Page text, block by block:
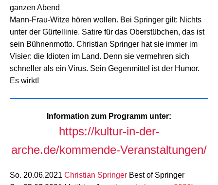
ganzen Abend
Mann-Frau-Witze hören wollen. Bei Springer gilt: Nichts
unter der Gürtellinie. Satire für das Oberstübchen, das ist
sein Bühnenmotto. Christian Springer hat sie immer im
Visier: die Idioten im Land. Denn sie vermehren sich
schneller als ein Virus. Sein Gegenmittel ist der Humor.
Es wirkt!
Information zum Programm unter:
https://kultur-in-der-
arche.de/kommende-Veranstaltungen/
So. 20.06.2021 Christian Springer Best of Springer